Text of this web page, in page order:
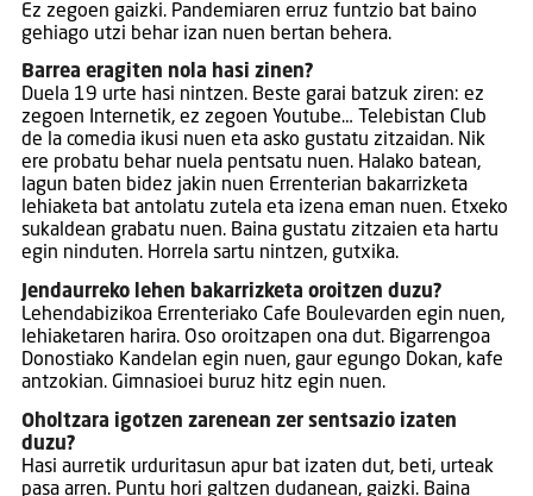
Ez zegoen gaizki. Pandemiaren erruz funtzio bat baino
gehiago utzi behar izan nuen bertan behera.
Barrea eragiten nola hasi zinen?
Duela 19 urte hasi nintzen. Beste garai batzuk ziren: ez
zegoen Internetik, ez zegoen Youtube… Telebistan Club
de la comedia ikusi nuen eta asko gustatu zitzaidan. Nik
ere probatu behar nuela pentsatu nuen. Halako batean,
lagun baten bidez jakin nuen Errenterian bakarrizketa
lehiaketa bat antolatu zutela eta izena eman nuen. Etxeko
sukaldean grabatu nuen. Baina gustatu zitzaien eta hartu
egin ninduten. Horrela sartu nintzen, gutxika.
Jendaurreko lehen bakarrizketa oroitzen duzu?
Lehendabizikoa Errenteriako Cafe Boulevarden egin nuen,
lehiaketaren harira. Oso oroitzapen ona dut. Bigarrengoa
Donostiako Kandelan egin nuen, gaur egungo Dokan, kafe
antzokian. Gimnasioei buruz hitz egin nuen.
Oholtzara igotzen zarenean zer sentsazio izaten
duzu?
Hasi aurretik urduritasun apur bat izaten dut, beti, urteak
pasa arren. Puntu hori galtzen dudanean, gaizki. Baina